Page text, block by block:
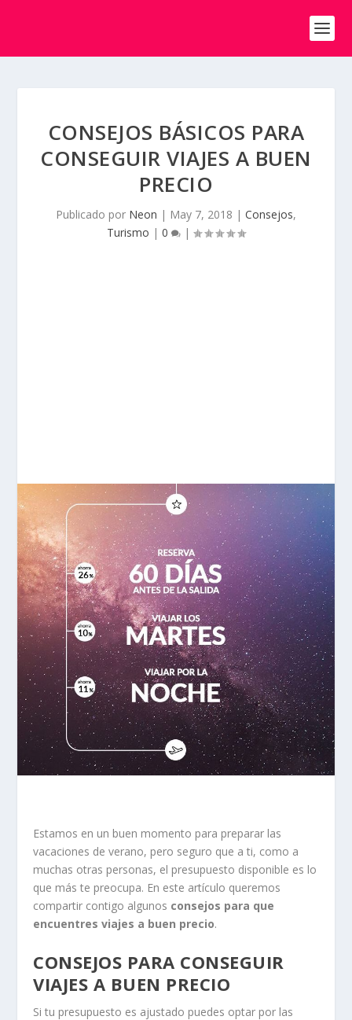
CONSEJOS BÁSICOS PARA
CONSEGUIR VIAJES A BUEN
PRECIO
Publicado por Neon | May 7, 2018 | Consejos,
Turismo | 0 |
Estamos en un buen momento para preparar las
vacaciones de verano, pero seguro que a ti, como a
muchas otras personas, el presupuesto disponible es lo
que más te preocupa. En este artículo queremos
compartir contigo algunos consejos para que
encuentres viajes a buen precio.
CONSEJOS PARA CONSEGUIR
VIAJES A BUEN PRECIO
Si tu presupuesto es ajustado puedes optar por las